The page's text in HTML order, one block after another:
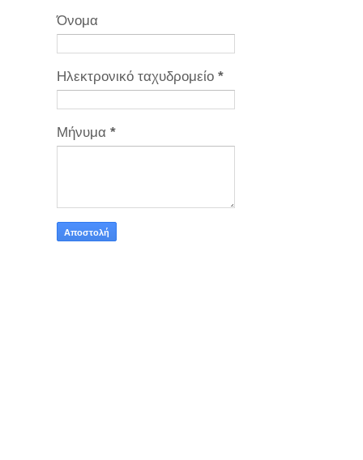
Όνομα
Ηλεκτρονικό ταχυδρομείο *
Μήνυμα *